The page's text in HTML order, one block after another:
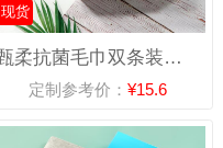
现货
甄柔抗菌毛巾双条装礼盒J2702-B
定制参考价： ¥15.6